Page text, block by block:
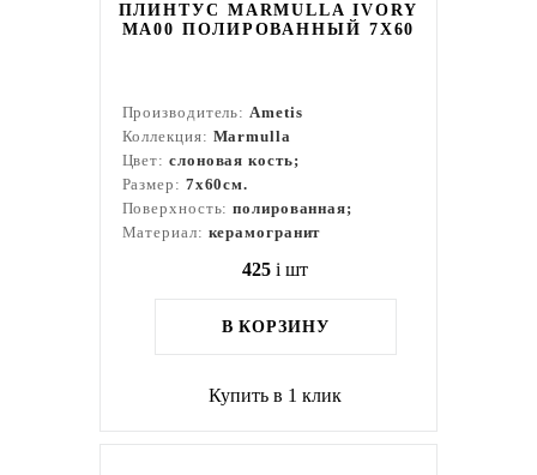
ПЛИНТУС MARMULLA IVORY
MA00 ПОЛИРОВАННЫЙ 7X60
Производитель:Ametis
Коллекция: Marmulla
Цвет: слоновая кость;
Размер: 7x60см.
Поверхность:полированная;
Материал: керамогранит
425 i шт
В КОРЗИНУ
Купить в 1 клик